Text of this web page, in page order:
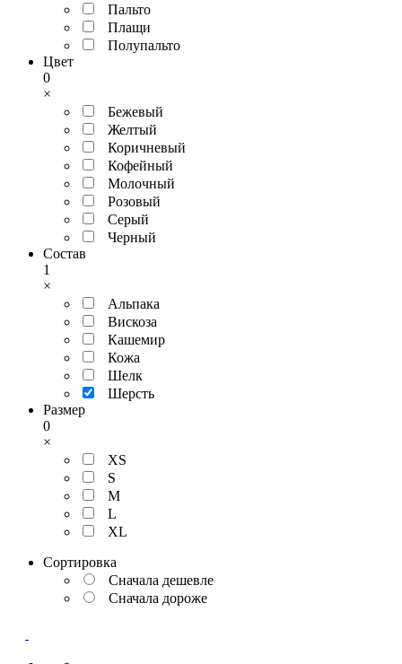
Пальто
Плащи
Полупальто
Цвет
0
×
Бежевый
Желтый
Коричневый
Кофейный
Молочный
Розовый
Серый
Черный
Состав
1
×
Альпака
Вискоза
Кашемир
Кожа
Шелк
Шерсть
Размер
0
×
XS
S
M
L
XL
Сортировка
Сначала дешевле
Сначала дороже